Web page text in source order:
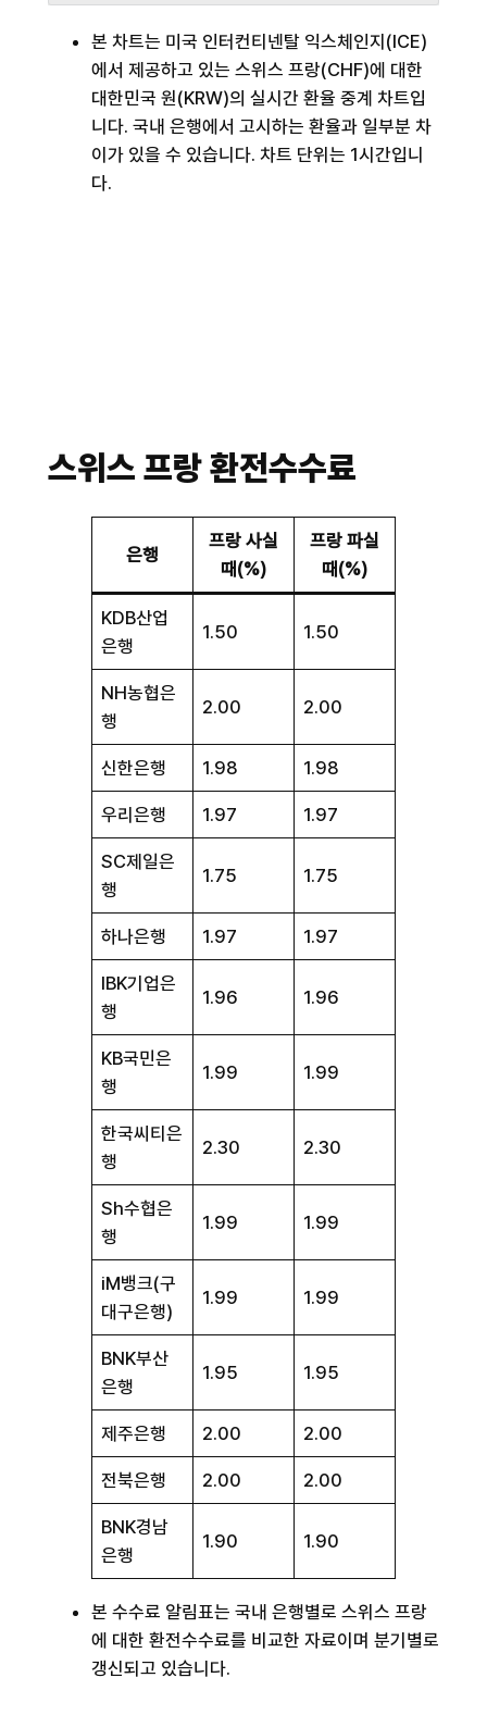
본 차트는 미국 인터컨티넨탈 익스체인지(ICE)
에서 제공하고 있는 스위스 프랑(CHF)에 대한
대한민국 원(KRW)의 실시간 환율 중계 차트입
니다. 국내 은행에서 고시하는 환율과 일부분 차
이가 있을 수 있습니다. 차트 단위는 1시간입니
다.
스위스 프랑 환전수수료
은행
프랑 사실
때(%)
프랑 파실
때(%)
KDB산업
은행
1.50 1.50
NH농협은
행
2.00 2.00
신한은행 1.98 1.98
우리은행 1.97 1.97
SC제일은
행
1.75 1.75
하나은행 1.97 1.97
IBK기업은
행
1.96 1.96
KB국민은
행
1.99 1.99
한국씨티은
행
2.30 2.30
Sh수협은
행
1.99 1.99
iM뱅크(구
대구은행)
1.99 1.99
BNK부산
은행
1.95 1.95
제주은행 2.00 2.00
전북은행 2.00 2.00
BNK경남
은행
1.90 1.90
본 수수료 알림표는 국내 은행별로 스위스 프랑
에 대한 환전수수료를 비교한 자료이며 분기별로
갱신되고 있습니다.